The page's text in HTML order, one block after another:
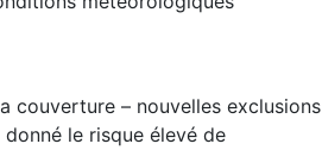
couverture – nouvelles exclusions
le risque élevé de